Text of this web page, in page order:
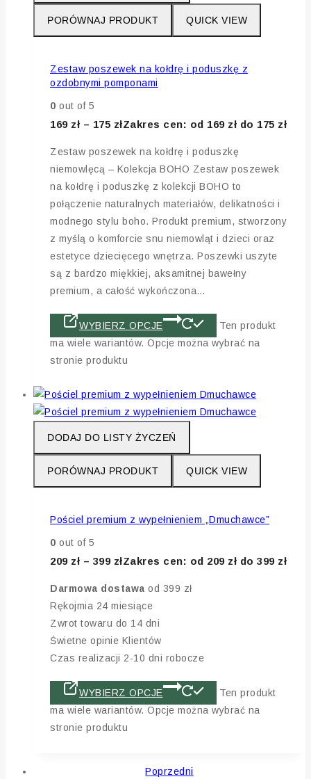
PORÓWNAJ PRODUKT QUICK VIEW
Zestaw poszewek na kołdrę i poduszkę z
ozdobnymi pomponami
0 out of 5
169 zł – 175 złZakres cen: od 169 zł do 175 zł
Zestaw poszewek na kołdrę i poduszkę
niemowlęcą – Kolekcja BOHO Zestaw poszewek
na kołdrę i poduszkę z kolekcji BOHO to
połączenie naturalnych materiałów, delikatności i
modnego stylu boho. Produkt premium, stworzony
z myślą o komforcie snu niemowląt i dzieci oraz
estetyce dziecięcego wnętrza. Poszewki uszyte
są z bardzo miękkiej, aksamitnej bawełny
premium, a całość wykończona…
WYBIERZ OPCJE
Ten produkt
ma wiele wariantów. Opcje można wybrać na
stronie produktu
DODAJ DO LISTY ŻYCZEŃ
PORÓWNAJ PRODUKT QUICK VIEW
Pościel premium z wypełnieniem „Dmuchawce”
0 out of 5
209 zł – 399 złZakres cen: od 209 zł do 399 zł
Darmowa dostawa od 399 zł
Rękojmia 24 miesiące
Zwrot towaru do 14 dni
Świetne opinie Klientów
Czas realizacji 2-10 dni robocze
WYBIERZ OPCJE
Ten produkt
ma wiele wariantów. Opcje można wybrać na
stronie produktu
Poprzedni